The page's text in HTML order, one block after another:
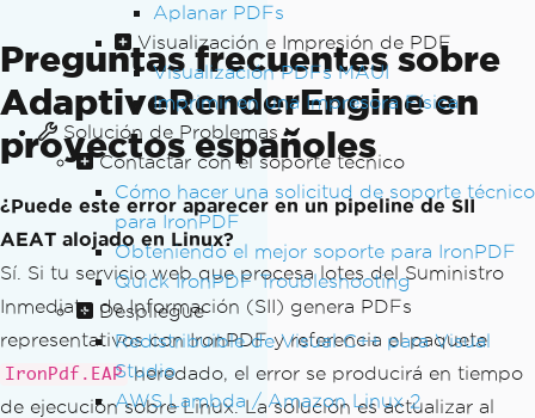
Aplanar PDFs
Visualización e Impresión de PDF
Visualización PDFs MAUI
Imprimir en una Impresora Física
Solución de Problemas
Contactar con el soporte técnico
Cómo hacer una solicitud de soporte técnico
para IronPDF
Obteniendo el mejor soporte para IronPDF
Quick IronPDF Troubleshooting
Despliegue
Redistribuible de Visual C++ para Visual
Studio
AWS Lambda / Amazon Linux 2
Preguntas frecuentes sobre
AdaptiveRenderEngine en
proyectos españoles
¿Puede este error aparecer en un pipeline de SII
AEAT alojado en Linux?
Sí. Si tu servicio web que procesa lotes del Suministro
Inmediato de Información (SII) genera PDFs
representativos con IronPDF y referencia el paquete
IronPdf.EAP heredado, el error se producirá en tiempo
de ejecución sobre Linux. La solución es actualizar al